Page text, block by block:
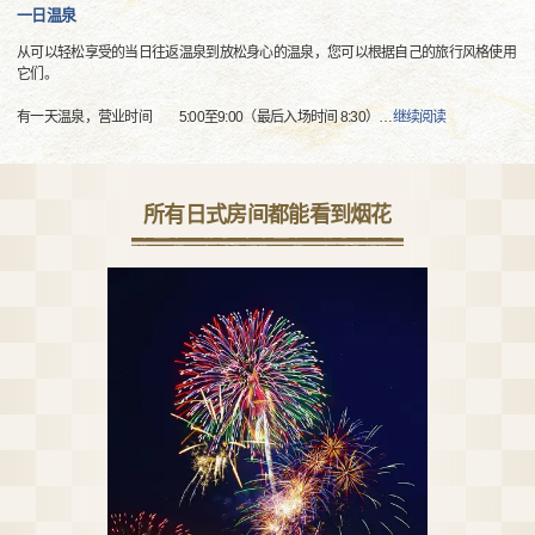
一日温泉
从可以轻松享受的当日往返温泉到放松身心的温泉，您可以根据自己的旅行风格使用
它们。
有一天温泉，营业时间 5:00至9:00（最后入场时间 8:30） …继续阅读
所有日式房间都能看到烟花